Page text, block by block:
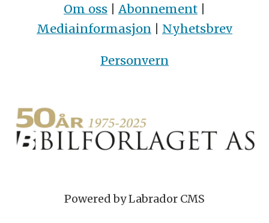
Om oss | Abonnement |
Mediainformasjon | Nyhetsbrev
Personvern
Powered by Labrador CMS